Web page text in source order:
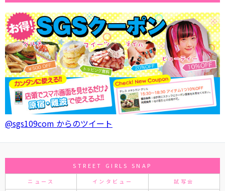
@sgs109com からのツイート
STREET GIRLS SNAP
ニュース インタビュー 試写会